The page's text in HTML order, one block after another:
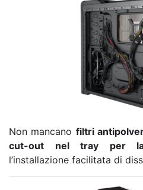
Non mancano filtri
cut-out nel tray per la
l’installazione facilitata di